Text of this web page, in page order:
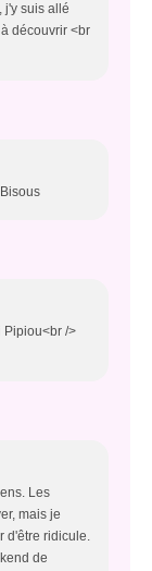
j'y suis allé
découvrir <br
Pipiou<br />
Les
mais je
d'être ridicule.
de